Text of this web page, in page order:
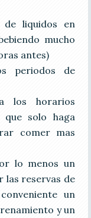
de liquidos en
mucho
antes)
periodos de
los horarios
que solo haga
comer mas
lo menos un
las reservas de
un
y un